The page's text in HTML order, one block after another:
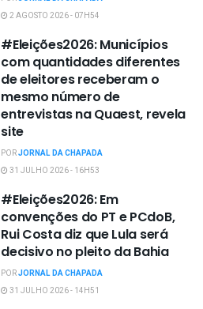
2 AGOSTO 2026 - 07H54
#Eleições2026: Municípios
com quantidades diferentes
de eleitores receberam o
mesmo número de
entrevistas na Quaest, revela
site
PORJORNAL DA CHAPADA
31 JULHO 2026 - 16H53
#Eleições2026: Em
convenções do PT e PCdoB,
Rui Costa diz que Lula será
decisivo no pleito da Bahia
PORJORNAL DA CHAPADA
31 JULHO 2026 - 14H51